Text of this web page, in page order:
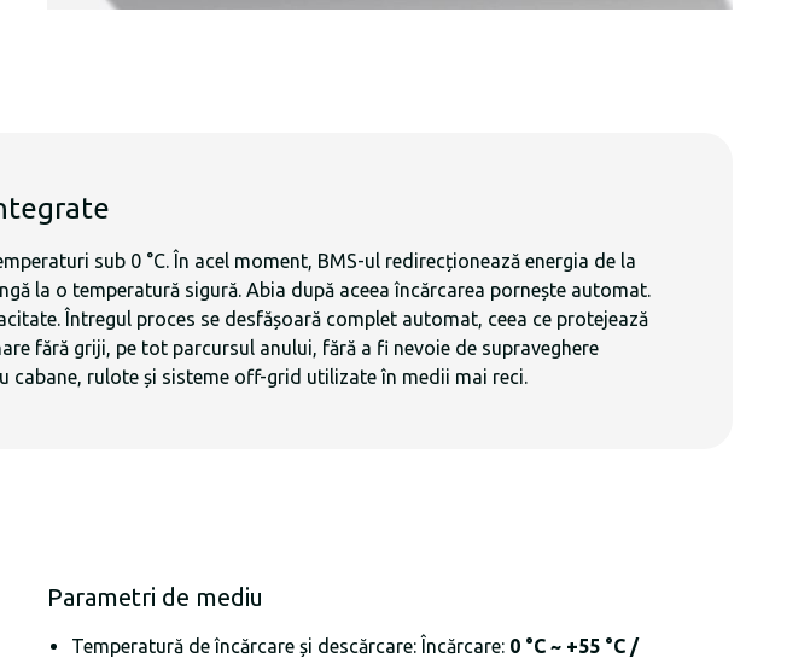
sub 0 °C. În acel moment, BMS-ul redirecționează energia de la
la o temperatură sigură. Abia după aceea încărcarea pornește automat.
Întregul proces se desfășoară complet automat, ceea ce protejează
fără griji, pe tot parcursul anului, fără a fi nevoie de supraveghere
cabane, rulote și sisteme off-grid utilizate în medii mai reci.
Parametri de mediu
Temperatură de încărcare și descărcare: Încărcare: 0 °C ~ +55 °C /